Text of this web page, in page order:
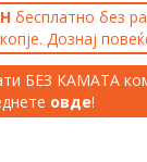
бесплатно без
Дознај
БЕЗ КАМАТА
овде!